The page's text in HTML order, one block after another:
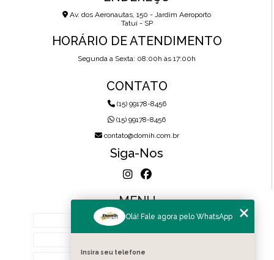
Av. dos Aeronautas, 150 - Jardim Aeroporto
Tatuí - SP
HORÁRIO DE ATENDIMENTO
Segunda a Sexta: 08:00h às 17:00h
CONTATO
(15) 99178-8456
(15) 99178-8456
contato@domih.com.br
Siga-Nos
MENU
HOME
Olá! Fale agora pelo WhatsApp
Insira seu telefone